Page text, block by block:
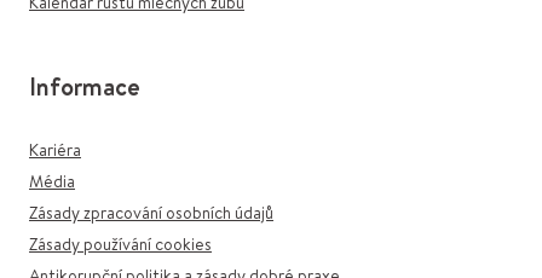
Informace
Kariéra
Média
Zásady zpracování osobních údajů
Zásady používání cookies